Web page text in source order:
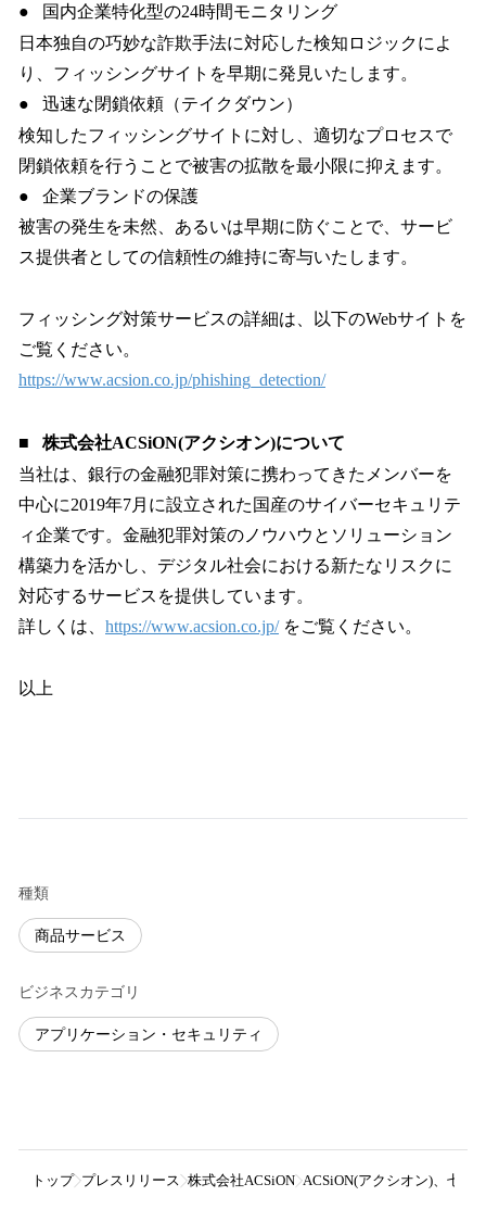
● 国内企業特化型の24時間モニタリング
日本独自の巧妙な詐欺手法に対応した検知ロジックによ
り、フィッシングサイトを早期に発見いたします。
● 迅速な閉鎖依頼（テイクダウン）
検知したフィッシングサイトに対し、適切なプロセスで
閉鎖依頼を行うことで被害の拡散を最小限に抑えます。
● 企業ブランドの保護
被害の発生を未然、あるいは早期に防ぐことで、サービ
ス提供者としての信頼性の維持に寄与いたします。
フィッシング対策サービスの詳細は、以下のWebサイトを
ご覧ください。
https://www.acsion.co.jp/phishing_detection/
■ 株式会社ACSiON(アクシオン)について
当社は、銀行の金融犯罪対策に携わってきたメンバーを
中心に2019年7月に設立された国産のサイバーセキュリテ
ィ企業です。金融犯罪対策のノウハウとソリューション
構築力を活かし、デジタル社会における新たなリスクに
対応するサービスを提供しています。
詳しくは、 https://www.acsion.co.jp/をご覧ください。
以上
種類
商品サービス
ビジネスカテゴリ
アプリケーション・セキュリティ
トップ プレスリリース 株式会社ACSiON ACSiON(アクシオン)、七十